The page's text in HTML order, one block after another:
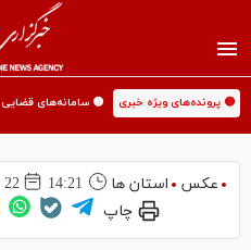
🟡 پرونده‌های ویژه خبری 🟡 سامانه‌های قضایی
عکس استان ها 14:21 22 بهمن 1400
چاپ